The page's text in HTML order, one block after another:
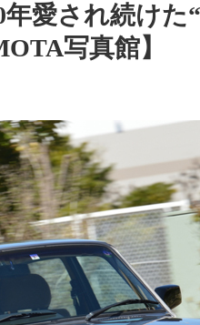
愛され続けた
写真館】